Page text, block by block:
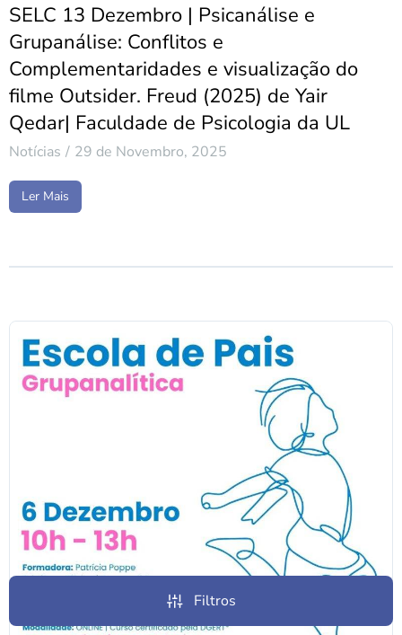
SELC 13 Dezembro | Psicanálise e
Grupanálise: Conflitos e
Complementaridades e visualização do
filme Outsider. Freud (2025) de Yair
Qedar| Faculdade de Psicologia da UL
Notícias 29 de Novembro, 2025
Ler Mais
Filtros